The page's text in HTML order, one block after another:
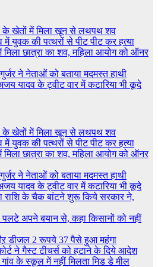
के खेतों में मिला खून से लथपथ शव
में युवक की पत्थरों से पीट पीट कर हत्या
मिला छात्रा का शव, महिला आयोग को ऑनर
ने नेताओं को बताया मदमस्त हाथी
यादव के ट्वीट वार में कटारिया भी कूदे
के खेतों में मिला खून से लथपथ शव
में युवक की पत्थरों से पीट पीट कर हत्या
मिला छात्रा का शव, महिला आयोग को ऑनर
ने नेताओं को बताया मदमस्त हाथी
यादव के ट्वीट वार में कटारिया भी कूदे
के चैक बांटने शुरू किये सरकार ने,
अपने बयान से, कहा किसानों को नहीं
डीजल 2 रूपये 37 पैसे हुआ महंगा
ने गैस्ट टीचर्स को हटाने के दिये आदेश
के स्कूल में नहीं मिलता मिड डे मील